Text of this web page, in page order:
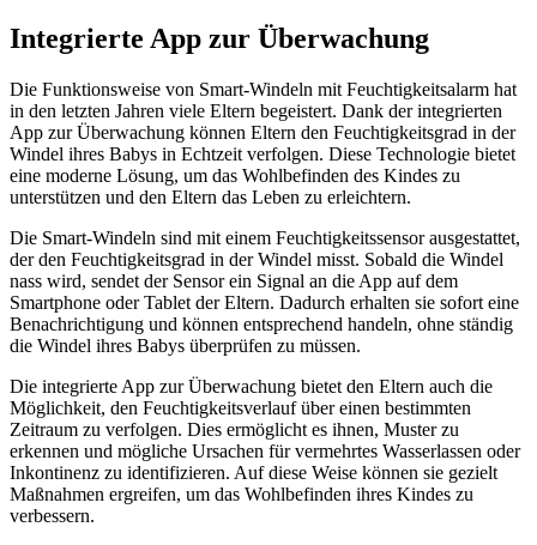
Integrierte App zur Überwachung
Die Funktionsweise von Smart-Windeln mit Feuchtigkeitsalarm hat
in den letzten Jahren viele Eltern begeistert. Dank der integrierten
App zur Überwachung können Eltern den Feuchtigkeitsgrad in der
Windel ihres Babys in Echtzeit verfolgen. Diese Technologie bietet
eine moderne Lösung, um das Wohlbefinden des Kindes zu
unterstützen und den Eltern das Leben zu erleichtern.
Die Smart-Windeln sind mit einem Feuchtigkeitssensor ausgestattet,
der den Feuchtigkeitsgrad in der Windel misst. Sobald die Windel
nass wird, sendet der Sensor ein Signal an die App auf dem
Smartphone oder Tablet der Eltern. Dadurch erhalten sie sofort eine
Benachrichtigung und können entsprechend handeln, ohne ständig
die Windel ihres Babys überprüfen zu müssen.
Die integrierte App zur Überwachung bietet den Eltern auch die
Möglichkeit, den Feuchtigkeitsverlauf über einen bestimmten
Zeitraum zu verfolgen. Dies ermöglicht es ihnen, Muster zu
erkennen und mögliche Ursachen für vermehrtes Wasserlassen oder
Inkontinenz zu identifizieren. Auf diese Weise können sie gezielt
Maßnahmen ergreifen, um das Wohlbefinden ihres Kindes zu
verbessern.